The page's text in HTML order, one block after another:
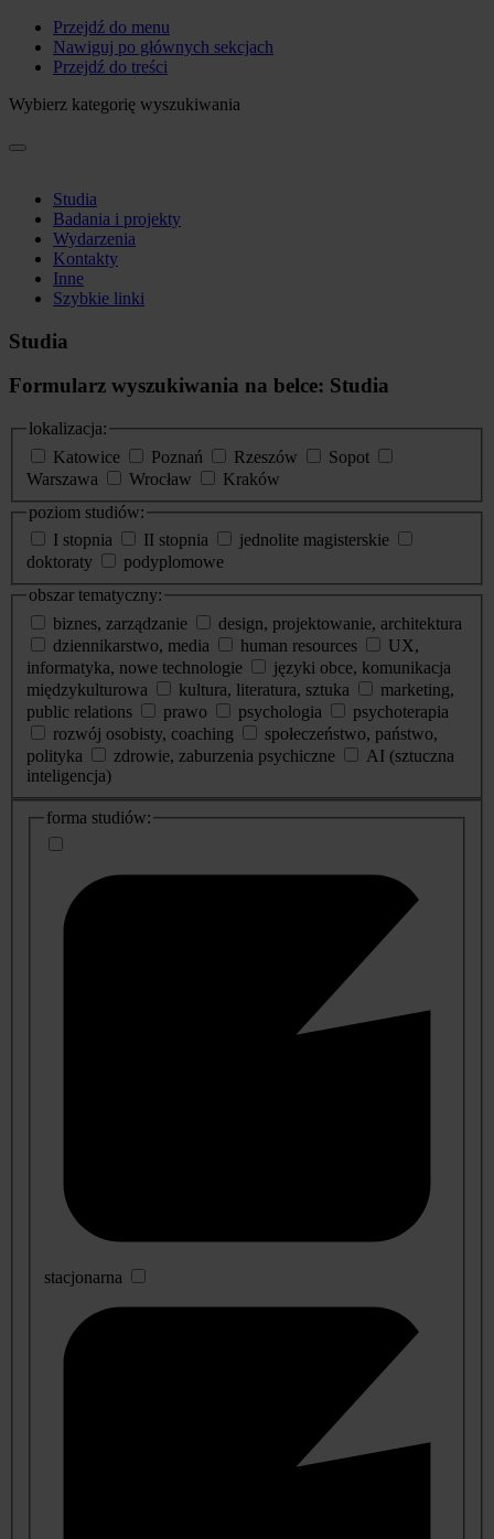
Przejdź do menu
Nawiguj po głównych sekcjach
Przejdź do treści
Wybierz kategorię wyszukiwania
Studia
Badania i projekty
Wydarzenia
Kontakty
Inne
Szybkie linki
Studia
Formularz wyszukiwania na belce: Studia
lokalizacja:
Katowice
Poznań Rzeszów
Sopot
Warszawa
Wrocław
Kraków
poziom studiów:
I stopnia
II stopnia
jednolite magisterskie
doktoraty
podyplomowe
obszar tematyczny:
biznes, zarządzanie
design, projektowanie, architektura
dziennikarstwo, media
human resources
UX,
informatyka, nowe technologie
języki obce, komunikacja
międzykulturowa
kultura, literatura, sztuka
marketing,
public relations
prawo psychologia
psychoterapia
rozwój osobisty, coaching
społeczeństwo, państwo,
polityka
zdrowie, zaburzenia psychiczne
AI (sztuczna
inteligencja)
dodatkowe
informacje
forma studiów:
stacjonarna